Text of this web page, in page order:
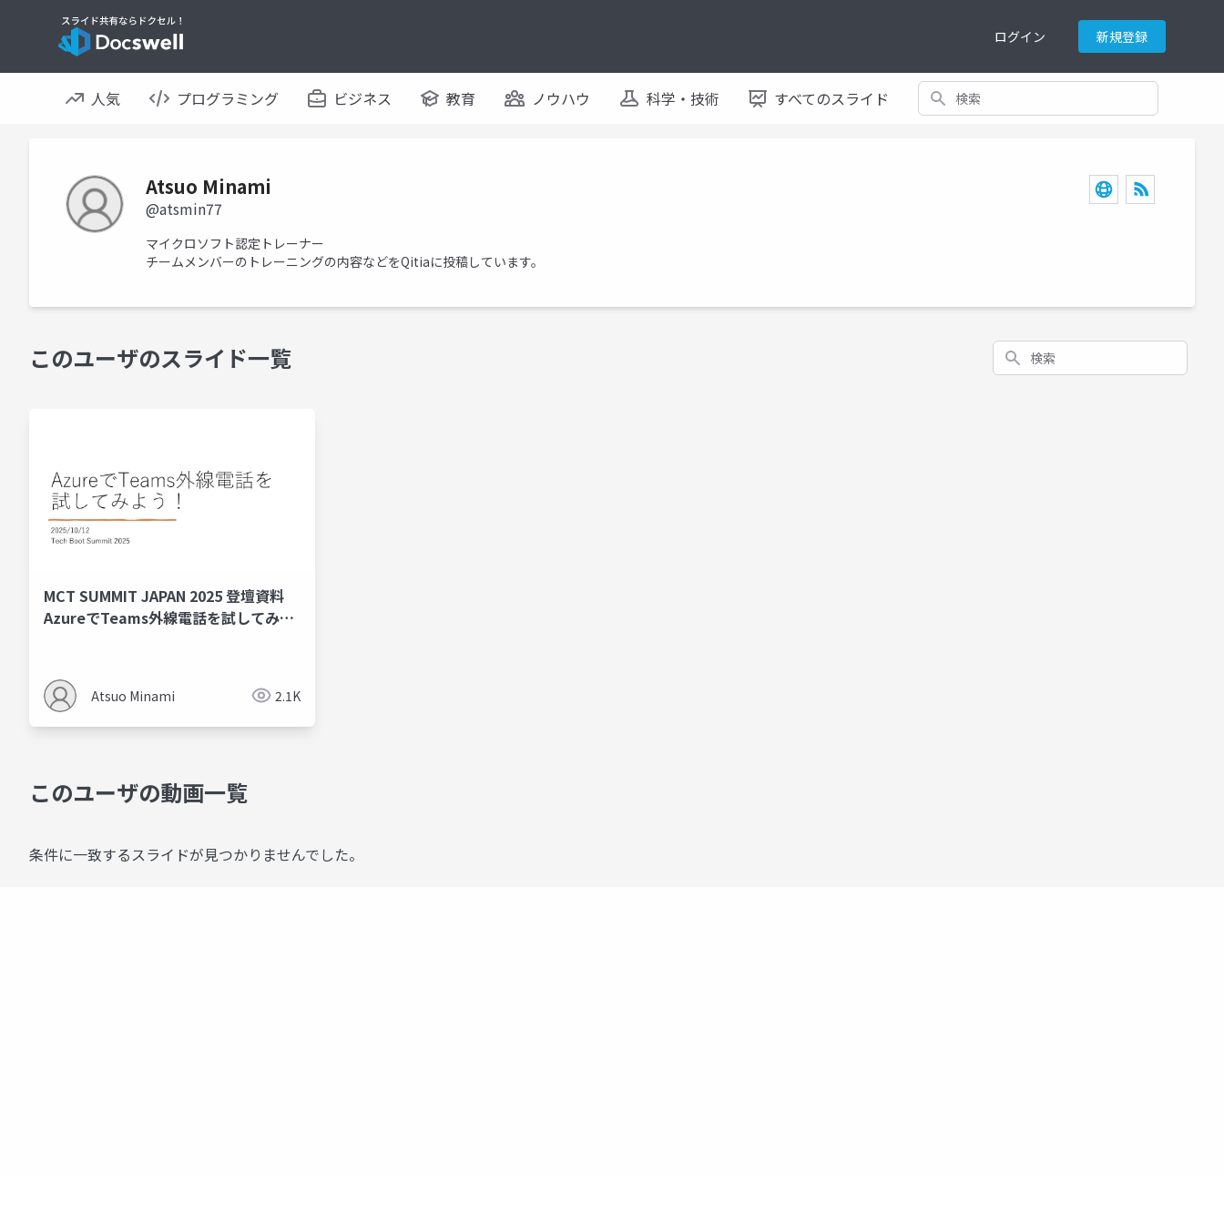
ログイン 新規登録
人気 プログラミング ビジネス 教育 ノウハウ 科学・技術 すべてのスライド 検索
Atsuo Minami
@atsmin77
マイクロソフト認定トレーナー
チームメンバーのトレーニングの内容などをQitiaに投稿しています。
このユーザのスライド一覧 検索
MCT SUMMIT JAPAN 2025 登壇資料
AzureでTeams外線電話を試してみよ
Atsuo Minami 2.1K
このユーザの動画一覧
条件に一致するスライドが見つかりませんでした。